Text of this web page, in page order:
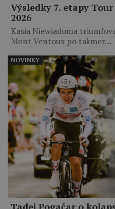
Výsledky 7. etapy
2026
Kasia Niewiadoma
Mont Ventoux po takmer…
NOVINKY